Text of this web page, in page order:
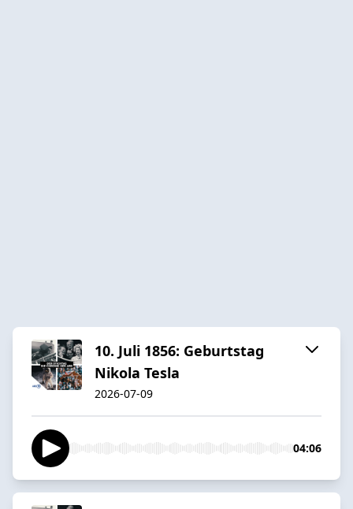
10. Juli 1856: Geburtstag
Nikola Tesla
2026-07-09
04:06